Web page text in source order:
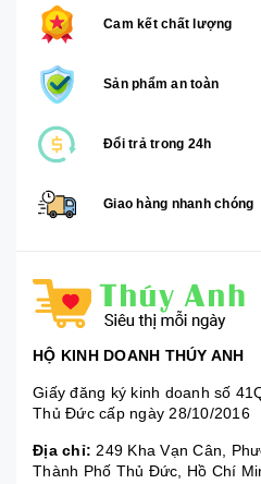
Cam kết chất lượng
Sản phẩm an toàn
Đổi trả trong 24h
Giao hàng nhanh chóng
HỘ KINH DOANH THÚY ANH
Giấy đăng ký kinh doanh số
Thủ Đức cấp ngày 28/10/2016
Địa chỉ: 249 Kha Vạn Cân,
Thành Phố Thủ Đức, Hồ Chí